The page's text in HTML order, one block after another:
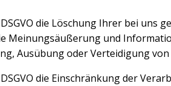
die Löschung Ihrer bei uns
Meinungsäußerung und
Ausübung oder Verteidigung
die Einschränkung der